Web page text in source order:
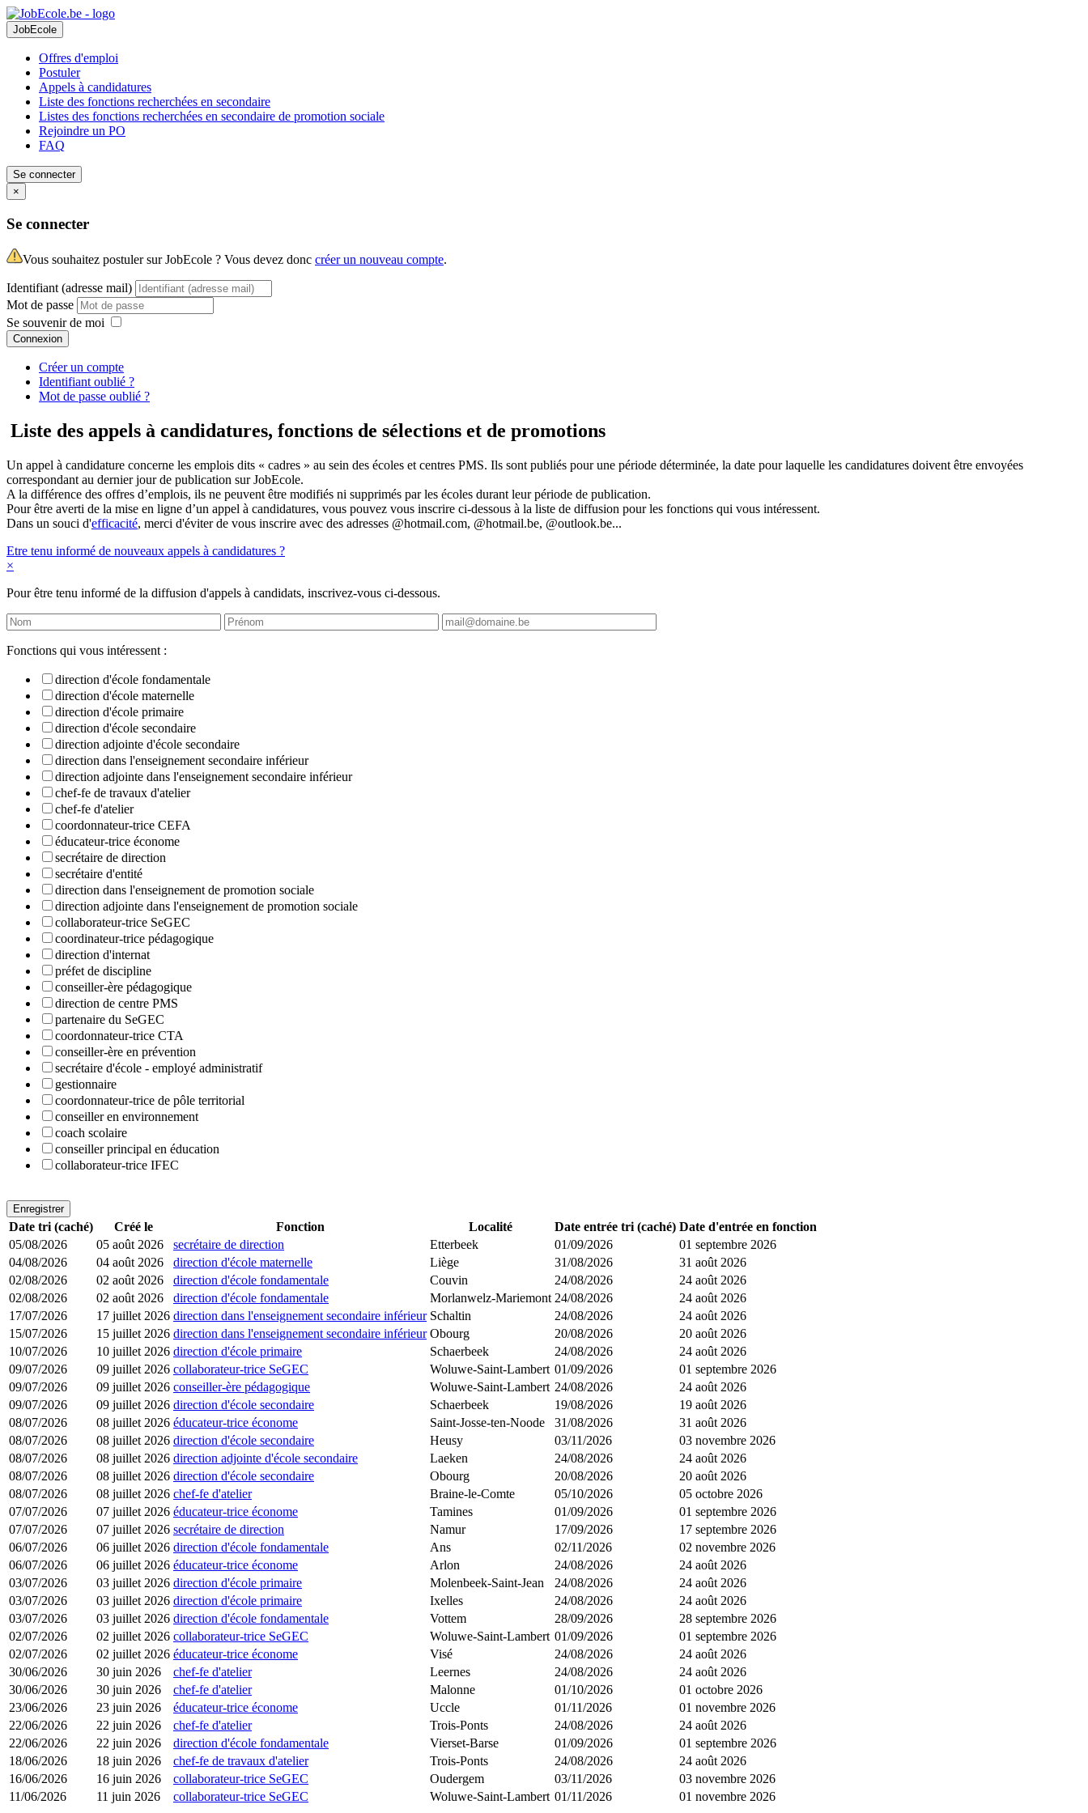
JobEcole
Offres d'emploi
Postuler
Appels à candidatures
Liste des fonctions recherchées en secondaire
Listes des fonctions recherchées en secondaire de promotion sociale
Rejoindre un PO
FAQ
Se connecter
×
Se connecter
Vous souhaitez postuler sur JobEcole ? Vous devez donc créer un nouveau compte.
Identifiant (adresse mail)
Mot de passe
Se souvenir de moi
Connexion
Créer un compte
Identifiant oublié ?
Mot de passe oublié ?
Liste des appels à candidatures, fonctions de sélections et de promotions
Un appel à candidature concerne les emplois dits « cadres » au sein des écoles et centres PMS. Ils sont publiés pour une période déterminée, la date pour laquelle les candidatures doivent être envoyées
correspondant au dernier jour de publication sur JobEcole.
A la différence des offres d’emplois, ils ne peuvent être modifiés ni supprimés par les écoles durant leur période de publication.
Pour être averti de la mise en ligne d’un appel à candidatures, vous pouvez vous inscrire ci-dessous à la liste de diffusion pour les fonctions qui vous intéressent.
Dans un souci d'efficacité, merci d'éviter de vous inscrire avec des adresses @hotmail.com, @hotmail.be, @outlook.be...
Etre tenu informé de nouveaux appels à candidatures ?
×
Pour être tenu informé de la diffusion d'appels à candidats, inscrivez-vous ci-dessous.
Fonctions qui vous intéressent :
direction d'école fondamentale
direction d'école maternelle
direction d'école primaire
direction d'école secondaire
direction adjointe d'école secondaire
direction dans l'enseignement secondaire inférieur
direction adjointe dans l'enseignement secondaire inférieur
chef-fe de travaux d'atelier
chef-fe d'atelier
coordonnateur-trice CEFA
éducateur-trice économe
secrétaire de direction
secrétaire d'entité
direction dans l'enseignement de promotion sociale
direction adjointe dans l'enseignement de promotion sociale
collaborateur-trice SeGEC
coordinateur-trice pédagogique
direction d'internat
préfet de discipline
conseiller-ère pédagogique
direction de centre PMS
partenaire du SeGEC
coordonnateur-trice CTA
conseiller-ère en prévention
secrétaire d'école - employé administratif
gestionnaire
coordonnateur-trice de pôle territorial
conseiller en environnement
coach scolaire
conseiller principal en éducation
collaborateur-trice IFEC
Enregistrer
Date tri (caché) Créé le Fonction Localité Date entrée tri (caché) Date d'entrée en fonction
05/08/2026
05 août 2026 secrétaire de direction Etterbeek 01/09/2026
01 septembre 2026
04/08/2026
04 août 2026 direction d'école maternelle Liège 31/08/2026
31 août 2026
02/08/2026
02 août 2026 direction d'école fondamentale Couvin 24/08/2026
24 août 2026
02/08/2026
02 août 2026 direction d'école fondamentale Morlanwelz-Mariemont 24/08/2026
24 août 2026
17/07/2026
17 juillet 2026 direction dans l'enseignement secondaire inférieur Schaltin 24/08/2026
24 août 2026
15/07/2026
15 juillet 2026 direction dans l'enseignement secondaire inférieur Obourg 20/08/2026
20 août 2026
10/07/2026
10 juillet 2026 direction d'école primaire Schaerbeek 24/08/2026
24 août 2026
09/07/2026
09 juillet 2026 collaborateur-trice SeGEC Woluwe-Saint-Lambert 01/09/2026
01 septembre 2026
09/07/2026
09 juillet 2026 conseiller-ère pédagogique Woluwe-Saint-Lambert 24/08/2026
24 août 2026
09/07/2026
09 juillet 2026 direction d'école secondaire Schaerbeek 19/08/2026
19 août 2026
08/07/2026
08 juillet 2026 éducateur-trice économe Saint-Josse-ten-Noode 31/08/2026
31 août 2026
08/07/2026
08 juillet 2026 direction d'école secondaire Heusy 03/11/2026
03 novembre 2026
08/07/2026
08 juillet 2026 direction adjointe d'école secondaire Laeken 24/08/2026
24 août 2026
08/07/2026
08 juillet 2026 direction d'école secondaire Obourg 20/08/2026
20 août 2026
08/07/2026
08 juillet 2026 chef-fe d'atelier Braine-le-Comte 05/10/2026
05 octobre 2026
07/07/2026
07 juillet 2026 éducateur-trice économe Tamines 01/09/2026
01 septembre 2026
07/07/2026
07 juillet 2026 secrétaire de direction Namur 17/09/2026
17 septembre 2026
06/07/2026
06 juillet 2026 direction d'école fondamentale Ans 02/11/2026
02 novembre 2026
06/07/2026
06 juillet 2026 éducateur-trice économe Arlon 24/08/2026
24 août 2026
03/07/2026
03 juillet 2026 direction d'école primaire Molenbeek-Saint-Jean 24/08/2026
24 août 2026
03/07/2026
03 juillet 2026 direction d'école primaire Ixelles 24/08/2026
24 août 2026
03/07/2026
03 juillet 2026 direction d'école fondamentale Vottem 28/09/2026
28 septembre 2026
02/07/2026
02 juillet 2026 collaborateur-trice SeGEC Woluwe-Saint-Lambert 01/09/2026
01 septembre 2026
02/07/2026
02 juillet 2026 éducateur-trice économe Visé 24/08/2026
24 août 2026
30/06/2026
30 juin 2026 chef-fe d'atelier Leernes 24/08/2026
24 août 2026
30/06/2026
30 juin 2026 chef-fe d'atelier Malonne 01/10/2026
01 octobre 2026
23/06/2026
23 juin 2026 éducateur-trice économe Uccle 01/11/2026
01 novembre 2026
22/06/2026
22 juin 2026 chef-fe d'atelier Trois-Ponts 24/08/2026
24 août 2026
22/06/2026
22 juin 2026 direction d'école fondamentale Vierset-Barse 01/09/2026
01 septembre 2026
18/06/2026
18 juin 2026 chef-fe de travaux d'atelier Trois-Ponts 24/08/2026
24 août 2026
16/06/2026
16 juin 2026 collaborateur-trice SeGEC Oudergem 03/11/2026
03 novembre 2026
11/06/2026
11 juin 2026 collaborateur-trice SeGEC Woluwe-Saint-Lambert 01/11/2026 01 novembre 2026